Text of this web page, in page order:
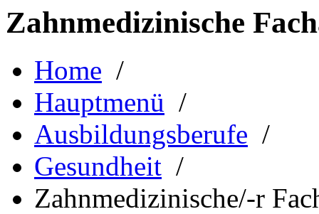
Zahnmedizinische
Home /
Hauptmenü /
Ausbildungsberufe /
Gesundheit /
Zahnmedizinische/-r